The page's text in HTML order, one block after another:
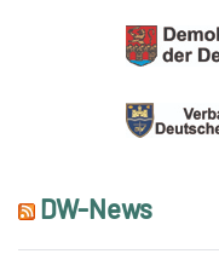
DW-News